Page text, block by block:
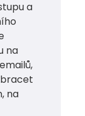
a
na
na